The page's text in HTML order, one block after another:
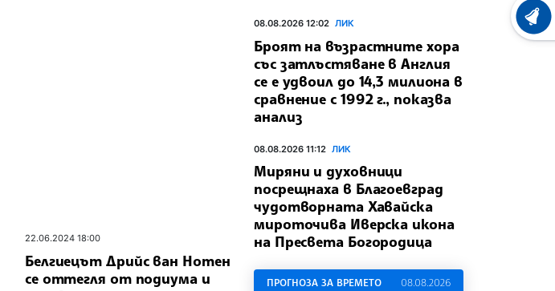
22.06.2024 18:00
Белгиецът Дрийс ван Нотен
се оттегля от подиума и
08.08.2026 12:02 ЛИК
Броят на възрастните хора
със затлъстяване в Англия
се е удвоил до 14,3 милиона в
сравнение с 1992 г., показва
анализ
08.08.2026 11:12 ЛИК
Миряни и духовници
посрещнаха в Благоевград
чудотворната Хавайска
мироточива Иверска икона
на Пресвета Богородица
ПРОГНОЗА ЗА ВРЕМЕТО 08.08.2026